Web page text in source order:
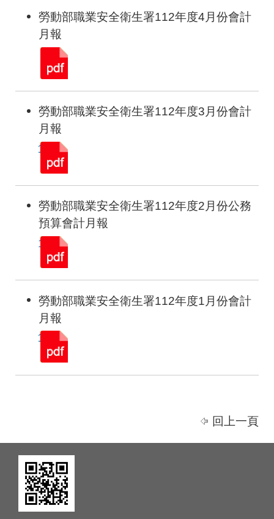
勞動部職業安全衛生署112年度4月份會計
月報
勞動部職業安全衛生署112年度3月份會計
月報
勞動部職業安全衛生署112年度2月份公務
預算會計月報
勞動部職業安全衛生署112年度1月份會計
月報
回上一頁